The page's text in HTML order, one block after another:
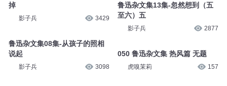
掉
影子兵 3429
鲁迅杂文集08集-从孩子的照相
说起
影子兵 3098
鲁迅杂文集13集-忽然想到（五
至六）五
影子兵 2877
050 鲁迅杂文集 热风篇 无题
虎嗅茉莉 157